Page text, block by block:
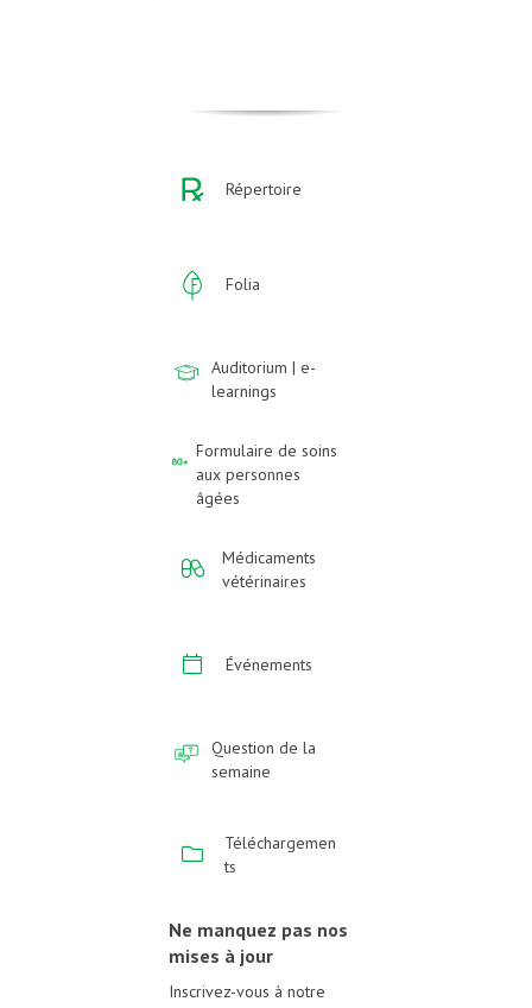
Répertoire
Folia
Auditorium | e-
learnings
Formulaire de soins
aux personnes
âgées
Médicaments
vétérinaires
Événements
Question de la
semaine
Téléchargemen
ts
Ne manquez pas nos
mises à jour
Inscrivez-vous à notre